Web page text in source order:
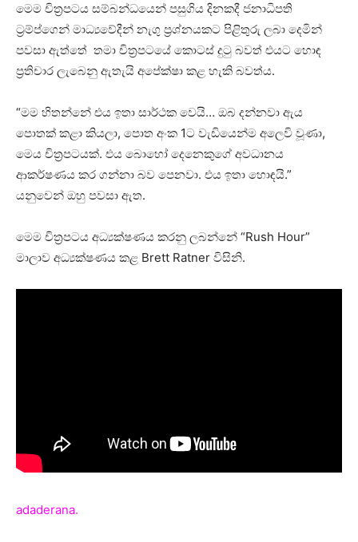
මෙම චිත්‍රපටය සම්බන්ධයෙන් පසුගිය දිනකදී ජනාධිපති
ට්‍රම්ප්ගෙන් මාධ්‍යවේදීන් නැගු ප්‍රශ්නයකට පිළිතුරු ලබා දෙමින්
පවසා ඇත්තේ තමා චිත්‍රපටයේ කොටස් දුටු බවත් එයට හොඳ
ප්‍රතිචාර ලැබෙනු ඇතැයි අපේක්ෂා කළ හැකි බවත්ය.
“මම හිතන්නේ එය ඉතා සාර්ථක වෙයි… ඔබ දන්නවා ඇය
පොතක් කළා කියලා, පොත අංක 1ට වැඩියෙන්ම අලෙවි වූණා,
මෙය චිත්‍රපටයක්. එය බොහෝ දෙනෙකුගේ අවධානය
ආකර්ෂණය කර ගන්නා බව පෙනවා. එය ඉතා හොඳයි.”
යනුවෙන් ඔහු පවසා ඇත.
මෙම චිත්‍රපටය අධ්‍යක්ෂණය කරනු ලබන්නේ “Rush Hour”
මාලාව අධ්‍යක්ෂණය කළ Brett Ratner විසිනි.
adaderana.